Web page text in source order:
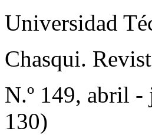
Universidad
Chasqui.
N.º 149, abril
130)